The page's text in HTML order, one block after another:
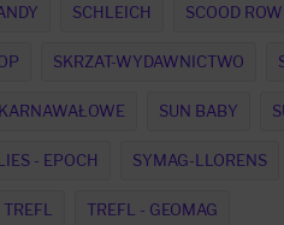
SCHLEICH SCOOD
SKRZAT-WYDAWNICTWO
SUN BABY
- EPOCH SYMAG-LLORENS
TREFL TREFL - GEOMAG